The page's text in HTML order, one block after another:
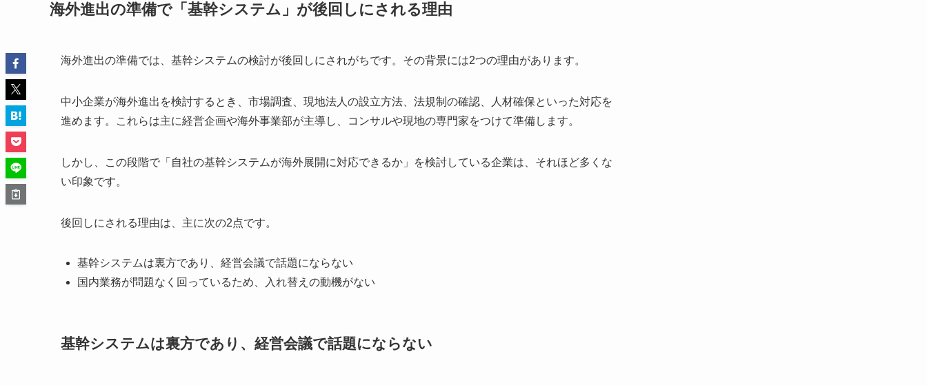
海外進出の準備で「基幹システム」が後回しにされる理由
海外進出の準備では、基幹システムの検討が後回しにされがちです。その背景には2つの理由があります。
中小企業が海外進出を検討するとき、市場調査、現地法人の設立方法、法規制の確認、人材確保といった対応を
進めます。これらは主に経営企画や海外事業部が主導し、コンサルや現地の専門家をつけて準備します。
しかし、この段階で「自社の基幹システムが海外展開に対応できるか」を検討している企業は、それほど多くな
い印象です。
後回しにされる理由は、主に次の2点です。
基幹システムは裏方であり、経営会議で話題にならない
国内業務が問題なく回っているため、入れ替えの動機がない
基幹システムは裏方であり、経営会議で話題にならない